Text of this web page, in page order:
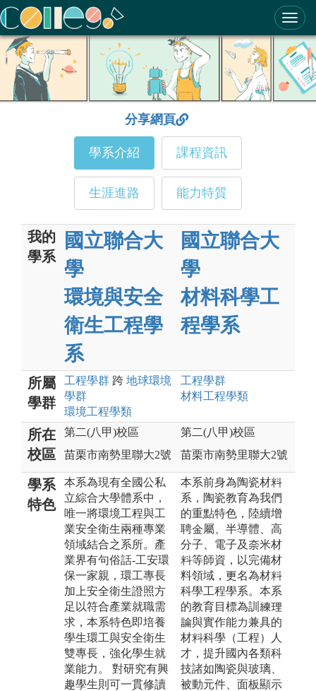
ColleGo! 大學選才與高中育才輔助系統
分享網頁
學系介紹 課程資訊
生涯進路 能力特質
我的
學系
國立聯合大
學
環境與安全
衛生工程學
系
國立聯合大
學
材料科學工
程學系
所屬
學群
工程學群 跨 地球環境
學群
環境工程學類
工程學群
材料工程學類
所在
校區
第二(八甲)校區
苗栗市南勢里聯大2號
第二(八甲)校區
苗栗市南勢里聯大2號
學系
特色
本系為現有全國公私
立綜合大學體系中，
唯一將環境工程與工
業安全衛生兩種專業
領域結合之系所。產
業界有句俗話-工安環
保一家親，環工專長
加上安全衛生證照方
足以符合產業就職需
求，本系特色即培養
學生環工與安全衛生
雙專長，強化學生就
業能力。 對研究有興
趣學生則可一貫修讀
本系前身為陶瓷材料
系，陶瓷教育為我們
的重點特色，陸續增
聘金屬、半導體、高
分子、電子及奈米材
料等師資，以完備材
料領域，更名為材料
科學工程學系。本系
的教育目標為訓練理
論與實作能力兼具的
材料科學（工程）人
才，提升國內各類科
技諸如陶瓷與玻璃、
被動元件、面板顯示